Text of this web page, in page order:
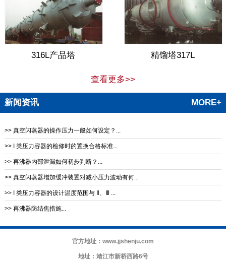
316L产品塔 精馏塔317L
查看更多>>
新闻资讯 MORE+
>> 真空闪蒸器的操作压力一般如何设定？...
>> I 类压力容器的检修时的置换合格标准...
>> 再沸器内部泄漏如何初步判断？...
>> 真空闪蒸器增加缓冲装置对减小压力波动有何...
>> I 类压力容器的设计温度范围与 Ⅱ、Ⅲ ...
>> 再沸器防结焦措施‌...
官方地址：www.jjshenju.com
地址：靖江市新桥西路6号